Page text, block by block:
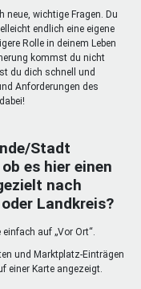
neue, wichtige Fragen. Du
endlich eine eigene
Rolle in deinem Leben
kommst du nicht
du dich schnell und
Anforderungen des
Stadt
es hier einen
nach
Landkreis?
auf „Vor Ort“.
und Marktplatz-Einträgen
einer Karte angezeigt.